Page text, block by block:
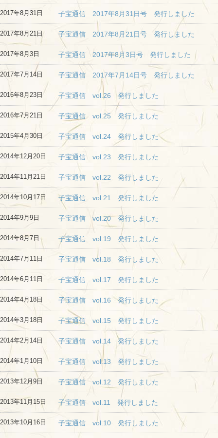
2017年8月31日 子宝通信 2017年8月31日号 発行しました
2017年8月21日 子宝通信 2017年8月21日号 発行しました
2017年8月3日 子宝通信 2017年8月3日号 発行しました
2017年7月14日 子宝通信 2017年7月14日号 発行しました
2016年8月23日 子宝通信 vol.26 発行しました
2016年7月21日 子宝通信 vol.25 発行しました
2015年4月30日 子宝通信 vol.24 発行しました
2014年12月20日 子宝通信 vol.23 発行しました
2014年11月21日 子宝通信 vol.22 発行しました
2014年10月17日 子宝通信 vol.21 発行しました
2014年9月9日 子宝通信 vol.20 発行しました
2014年8月7日 子宝通信 vol.19 発行しました
2014年7月11日 子宝通信 vol.18 発行しました
2014年6月11日 子宝通信 vol.17 発行しました
2014年4月18日 子宝通信 vol.16 発行しました
2014年3月18日 子宝通信 vol.15 発行しました
2014年2月14日 子宝通信 vol.14 発行しました
2014年1月10日 子宝通信 vol.13 発行しました
2013年12月9日 子宝通信 vol.12 発行しました
2013年11月15日 子宝通信 vol.11 発行しました
2013年10月16日 子宝通信 vol.10 発行しました